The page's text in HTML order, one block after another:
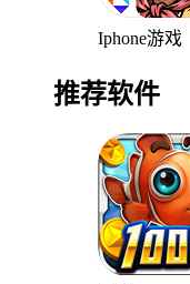
Iphone游戏
推荐软件